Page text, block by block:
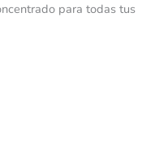
para todas tus